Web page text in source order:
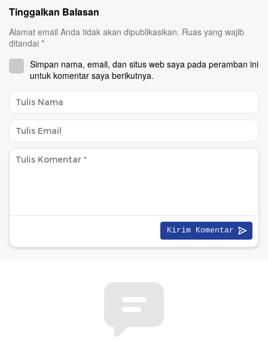
Tinggalkan Balasan
Alamat email Anda tidak akan dipublikasikan. Ruas yang wajib
ditandai *
Simpan nama, email, dan situs web saya pada peramban ini
untuk komentar saya berikutnya.